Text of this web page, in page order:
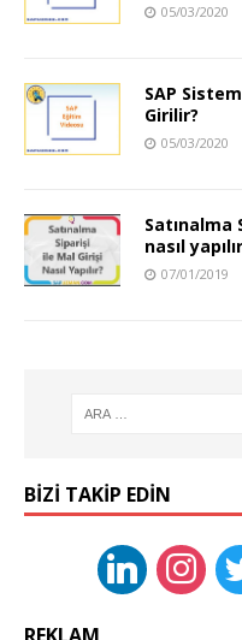
05/03/2020
SAP
Girilir?
05/03/2020
Satınalma
nasıl
07/01/2019
BIZI TAKIP EDIN